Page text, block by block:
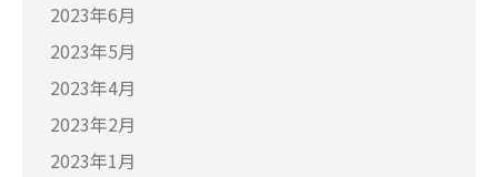
2023年6月
2023年5月
2023年4月
2023年2月
2023年1月